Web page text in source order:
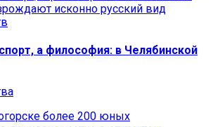
а философия: в Челябинской